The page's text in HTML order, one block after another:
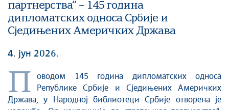
партнерства“ – 145 година
дипломатских односа Србије и
Сједињених Америчких Држава
4. јун 2026.
П
оводом 145 година дипломатских односа
Републике Србије и Сједињених Америчких
Држава, у Народној библиотеци Србије отворена је